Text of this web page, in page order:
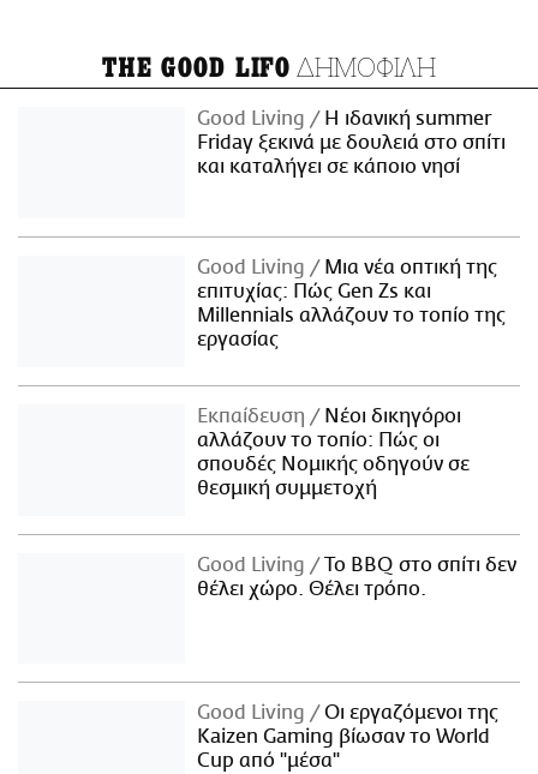
THE GOOD LIFO ΔΗΜΟΦΙΛΗ
Good Living
Η ιδανική summer
Friday ξεκινά με δουλειά στο σπίτι
και καταλήγει σε κάποιο νησί
Good Living
Μια νέα οπτική της
επιτυχίας: Πώς Gen Zs και
Millennials αλλάζουν το τοπίο της
εργασίας
Εκπαίδευση
Νέοι δικηγόροι
αλλάζουν το τοπίο: Πώς οι
σπουδές Νομικής οδηγούν σε
θεσμική συμμετοχή
Good Living
Το BBQ στο σπίτι δεν
θέλει χώρο. Θέλει τρόπο.
Good Living
Οι εργαζόμενοι της
Kaizen Gaming βίωσαν το World
Cup από "μέσα"